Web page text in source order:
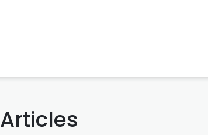
Articles